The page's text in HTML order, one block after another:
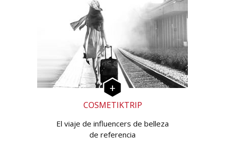
COSMETIKTRIP
El viaje de influencers de belleza
de referencia